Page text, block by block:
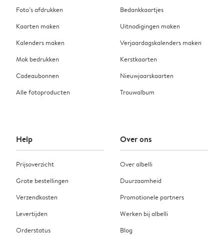
Foto’s afdrukken
Kaarten maken
Kalenders maken
Mok bedrukken
Cadeaubonnen
Alle fotoproducten
Bedankkaartjes
Uitnodigingen maken
Verjaardagskalenders maken
Kerstkaarten
Nieuwjaarskaarten
Trouwalbum
Help
Prijsoverzicht
Grote bestellingen
Verzendkosten
Levertijden
Orderstatus
Over ons
Over albelli
Duurzaamheid
Promotionele partners
Werken bij albelli
Blog